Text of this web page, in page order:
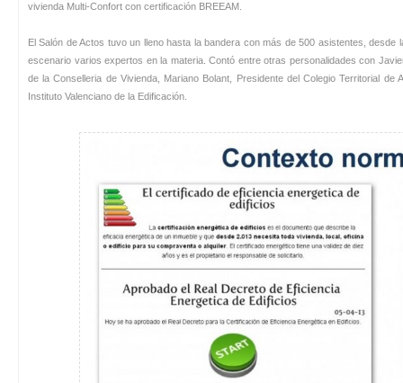
vivienda Multi-Confort con certificación BREEAM.
El Salón de Actos tuvo un lleno hasta la bandera con más de 500 asistentes,
escenario varios expertos en la materia. Contó entre otras personalidades con
de la Conselleria de Vivienda, Mariano Bolant, Presidente del Colegio Territorial
Instituto Valenciano de la Edificación.